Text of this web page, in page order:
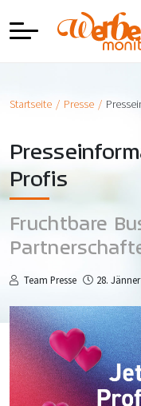
Startseite Presse
Profis
Fruchtbare
Team Presse 28.